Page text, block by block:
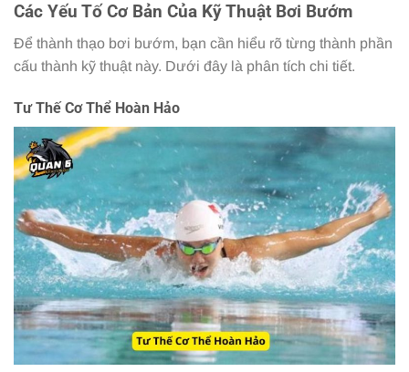
Các Yếu Tố Cơ Bản Của Kỹ Thuật Bơi Bướm
Để thành thạo bơi bướm, bạn cần hiểu rõ từng thành phần
cấu thành kỹ thuật này. Dưới đây là phân tích chi tiết.
Tư Thế Cơ Thể Hoàn Hảo